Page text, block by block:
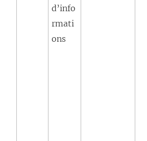
d’info
rmati
ons